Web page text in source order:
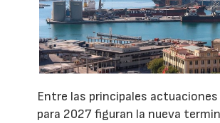
Entre las principales
para 2027 figuran la nueva